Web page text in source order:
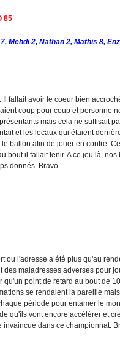
85
Mehdi 2, Nathan 2, Mathis 8,
fallait avoir le coeur bien
coup pour coup et personne
mais cela ne suffisait
et les locaux qui étaient
ballon afin de jouer en contre.
bout il fallait tenir. A ce jeu là,
donnés. Bravo.
ou l'adresse a été plus qu'au
maladresses adverses pour
point de retard au bout de
se rendaient la pareille
période pour entamer le
qu'ils vont encore accélérer et
dans ce championnat.